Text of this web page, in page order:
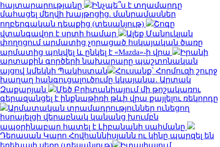
հայտարարությանը
Ինչպե՞ս է տղամարդը
մահացել մեղվի խայթոցից. մանրամասներ
ողբերգական դեպքից (տեսանյութ)
Շոգը
վտանգավոր է սրտի համար
Ալեք Մանուկյան
փողոցում արմատից չորացած հսկայական ծառը
արմատից պոկվել և ընկել է «Mazda»-ի վրա
Իրանի
արտաքին գործերի նախարարը պաշտոնական
այցով կմեկնի Պակիստան
Հուսանք՝ Հորմուզի շուրջ
խաղաղ հանգուցալուծումը կկայանա․ Արտակ
Զաքարյան
Մեծ Բրիտանիայում մի թոշակառու
գերազանցել է ինքնաթիռի թևի վրա քայլելու ռեկորդը
Արմատական տրամադրություններ ունեցող
իսրայելցի վերաբնակ կանանց խումբն
ապօրինաբար հատել է Լիբանանի սահմանը
Դերասան Կարո Հովհաննիսյանն ու կինը պարզել են
երեխայի սեռը (տեսանյութ)
Իտալիայում